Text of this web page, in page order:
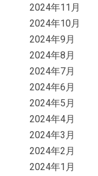
2024年11月
2024年10月
2024年9月
2024年8月
2024年7月
2024年6月
2024年5月
2024年4月
2024年3月
2024年2月
2024年1月